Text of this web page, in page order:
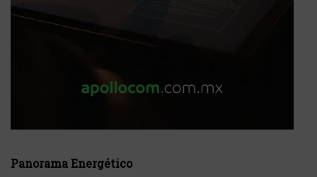
Panorama Energético